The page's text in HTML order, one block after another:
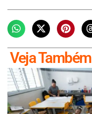
Veja Também